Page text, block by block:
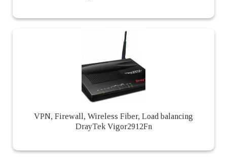
VPN, Firewall, Wireless Fiber, Load balancing
DrayTek Vigor2912Fn